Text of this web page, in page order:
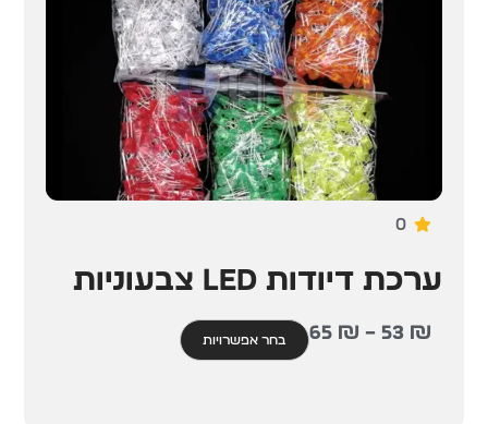
0
ערכת דיודות LED צבעוניות
53 ₪
–
65 ₪ בחר אפשרויות